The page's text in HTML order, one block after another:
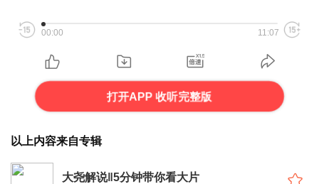
00:00 11:07
打开APP 收听完整版
以上内容来自专辑
大尧解说‖5分钟带你看大片